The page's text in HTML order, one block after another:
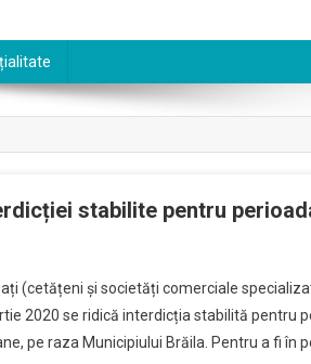
stabilite pentru
(cetățeni și societăți comerciale
2020 se ridică interdicția stabilită pentru
pe raza Municipiului Brăila. Pentru a fi în